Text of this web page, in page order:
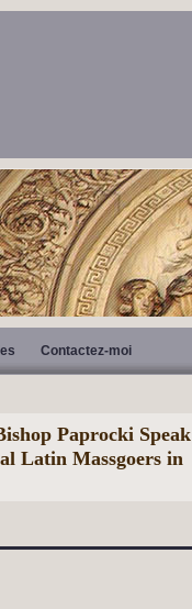
Contactez-moi
Paprocki Speak
Latin Massgoers in